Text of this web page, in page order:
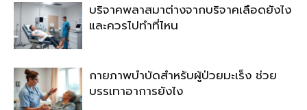
บริจาคพลาสมาต่างจากบริจาคเลือดยังไง
และควรไปทำที่ไหน
กายภาพบำบัดสำหรับผู้ป่วยมะเร็ง ช่วย
บรรเทาอาการยังไง